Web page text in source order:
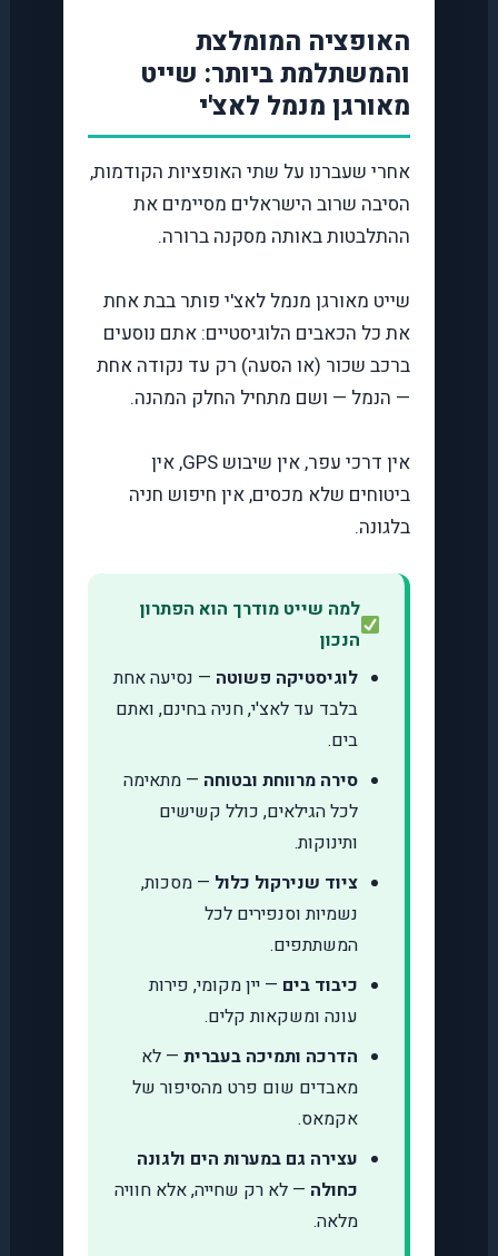
האופציה המומלצת
והמשתלמת ביותר: שייט
מאורגן מנמל לאצ'י
אחרי שעברנו על שתי האופציות הקודמות,
הסיבה שרוב הישראלים מסיימים את
ההתלבטות באותה מסקנה ברורה.
שייט מאורגן מנמל לאצ'י פותר בבת אחת
את כל הכאבים הלוגיסטיים: אתם נוסעים
ברכב שכור (או הסעה) רק עד נקודה אחת
— הנמל — ושם מתחיל החלק המהנה.
אין דרכי עפר, אין שיבוש GPS, אין
ביטוחים שלא מכסים, אין חיפוש חניה
בלגונה.
למה שייט מודרך הוא הפתרון
הנכון
לוגיסטיקה פשוטה — נסיעה אחת
בלבד עד לאצ'י, חניה בחינם, ואתם
בים.
סירה מרווחת ובטוחה — מתאימה
לכל הגילאים, כולל קשישים
ותינוקות.
ציוד שנירקול כלול — מסכות,
נשמיות וסנפירים לכל
המשתתפים.
כיבוד בים — יין מקומי, פירות
עונה ומשקאות קלים.
הדרכה ותמיכה בעברית — לא
מאבדים שום פרט מהסיפור של
אקמאס.
עצירה גם במערות הים ולגונה
כחולה — לא רק שחייה, אלא חוויה
מלאה.